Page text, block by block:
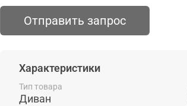
Отправить запрос
Характеристики
Тип товара
Диван